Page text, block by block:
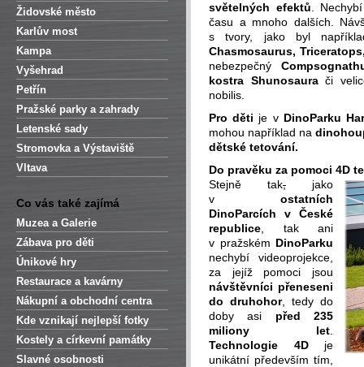
Židovské město
Karlův most
Kampa
Vyšehrad
Petřín
Pražské parky a zahrady
Letenské sady
Stromovka a Výstaviště
Vltava
Co vás také zajímá
Muzea a Galerie
Zábava pro děti
Únikové hry
Restaurace a kavárny
Nákupní a obchodní centra
Kde vznikají nejlepší fotky
Kostely a církevní památky
Slavné osobnosti
světelných efektů .
času a mnoho dalších.
s tvory, jako byl
Chasmosaurus,
nebezpečný
kostra Shunosaurači
nobilis.
Pro děti je v DinoParku
mohou například na
dětské tetování.
Do pravěku za pomoci 4D
Stejně tak, jako
v ostatních
DinoParcích v České
republice , tak ani
v pražském DinoParku
nechybí videoprojekce,
za jejíž pomoci jsou
návštěvníci přeneseni
do druhohor, tedy do
doby asi před 235
miliony let
Technologie 4Dje
unikátní především tím,